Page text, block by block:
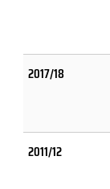
2017/18
2011/12